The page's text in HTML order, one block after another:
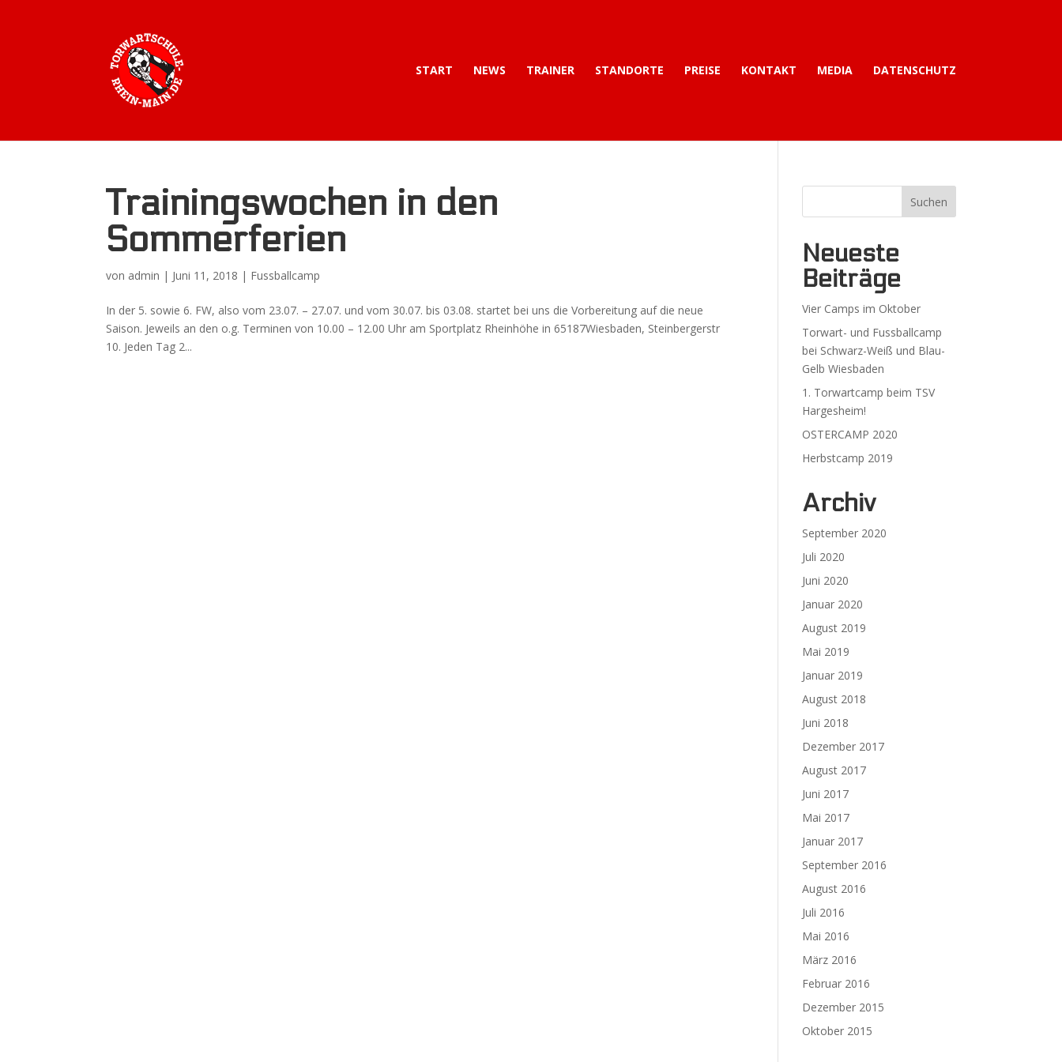
START NEWS TRAINER STANDORTE PREISE KONTAKT MEDIA DATENSCHUTZ
Trainingswochen in den
Sommerferien
von admin | Juni 11, 2018 | Fussballcamp
In der 5. sowie 6. FW, also vom 23.07. – 27.07. und vom 30.07. bis 03.08. startet bei uns die Vorbereitung auf die neue
Saison. Jeweils an den o.g. Terminen von 10.00 – 12.00 Uhr am Sportplatz Rheinhöhe in 65187Wiesbaden, Steinbergerstr
10. Jeden Tag 2...
Neueste
Beiträge
Vier Camps im Oktober
Torwart- und Fussballcamp
bei Schwarz-Weiß und Blau-
Gelb Wiesbaden
1. Torwartcamp beim TSV
Hargesheim!
OSTERCAMP 2020
Herbstcamp 2019
Archiv
September 2020
Juli 2020
Juni 2020
Januar 2020
August 2019
Mai 2019
Januar 2019
August 2018
Juni 2018
Dezember 2017
August 2017
Juni 2017
Mai 2017
Januar 2017
September 2016
August 2016
Juli 2016
Mai 2016
März 2016
Februar 2016
Dezember 2015
Oktober 2015